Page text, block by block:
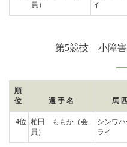
員）
イ
第5競技 小障害
順
位
選手名 馬
4位 柏田 ももか （会
員）
シンワハ
ライ